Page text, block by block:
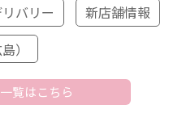
バリー
新店舗情報
）
覧はこちら